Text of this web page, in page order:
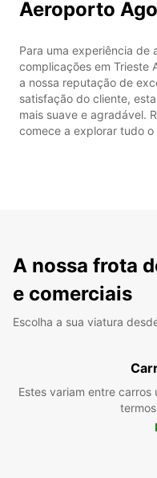
Aeroporto
Para uma experiência de
complicações em Trieste
a nossa reputação de
satisfação do cliente,
mais suave e agradável.
comece a explorar tudo
A nossa frota
e comerciais
Escolha a sua viatura
Estes variam entre